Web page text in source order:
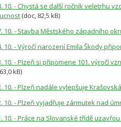
10. - Chystá se další ročník veletrhu
(doc, 82,5 kB)
10. - Stavba Městského západního
10. - Výročí narození Emila Škody
10. - Plzeň si připomene 101. výročí
kB)
10. - Plzeň nadále vylepšuje
10. - Plzeň vyjadřuje zármutek nad
10. - Práce na Slovanské třídě